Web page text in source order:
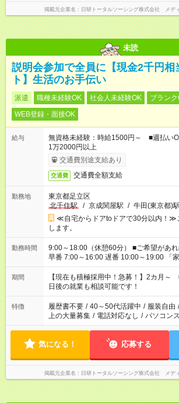
掲載元企業名 日研トータルソーシング株式会社 メデ
未読
説明会参加で全員に【現金2千円相
ト】生活のお手伝い
派遣 職種未経験OK 社会人未経験OK
ブラン
WEB登録・面接OK
給与
無資格未経験：時給1500円～ ■週払
1万2000円以上
交通費別途支給あり
交通費 交通費全額支給
勤務地
東京都足立区
北千住駅
/ 京成関屋駅 / 牛田(東京都)駅
≪自宅からドアtoドアで30分以内！≫
します。
勤務時間
9:00～18:00（休憩60分） ■ご希望があれば下記シフトもOK！
早番 7:00～16:00 遅番 10:00～19:00 「家族と休みを合わせた
い」 「余裕を持って夕飯の準備がしたい
たくない」 など、ご希望を教えてくださいね。 ※W
の方へ 今ご覧のお仕事で希望する勤務時
の勤務時間。 合計で週40時間を超える
期間
【現在も積極採用中！急募！】2カ月～
日後の就業も相談可能です！
特徴 履歴書不要 / 40～50代活躍中 / 服装自由 /
上の大量募集 / 電話対応なし / パソコン
気になる！ 応募する
掲載元企業名 日研トータルソーシング株式会社 メデ